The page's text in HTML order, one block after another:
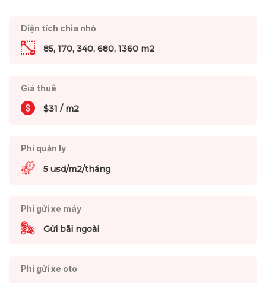
Diện tích chia nhỏ
85, 170, 340, 680, 1360 m2
Giá thuê
$31 / m2
Phí quản lý
5 usd/m2/tháng
Phí gửi xe máy
Gửi bãi ngoài
Phí gửi xe oto